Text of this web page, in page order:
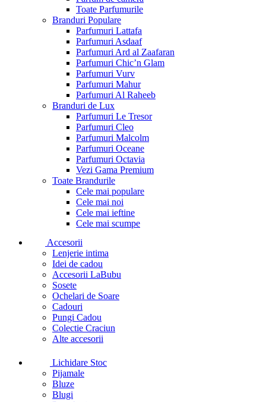
Toate Parfumurile
Branduri Populare
Parfumuri Lattafa
Parfumuri Asdaaf
Parfumuri Ard al Zaafaran
Parfumuri Chic’n Glam
Parfumuri Vurv
Parfumuri Mahur
Parfumuri Al Raheeb
Branduri de Lux
Parfumuri Le Tresor
Parfumuri Cleo
Parfumuri Malcolm
Parfumuri Oceane
Parfumuri Octavia
Vezi Gama Premium
Toate Brandurile
Cele mai populare
Cele mai noi
Cele mai ieftine
Cele mai scumpe
Accesorii
Lenjerie intima
Idei de cadou
Accesorii LaBubu
Sosete
Ochelari de Soare
Cadouri
Pungi Cadou
Colectie Craciun
Alte accesorii
Lichidare Stoc
Pijamale
Bluze
Blugi